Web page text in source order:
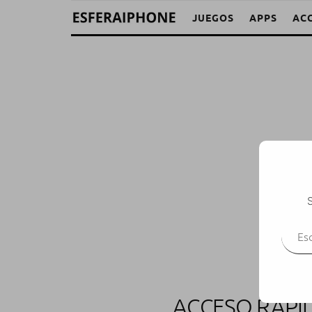
JUEGOS APPS
ACCESO